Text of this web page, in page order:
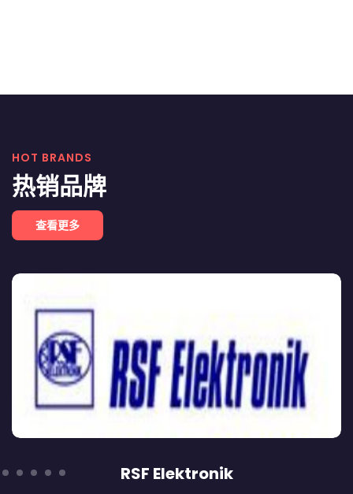
HOT BRANDS
热销品牌
查看更多
RSF Elektronik